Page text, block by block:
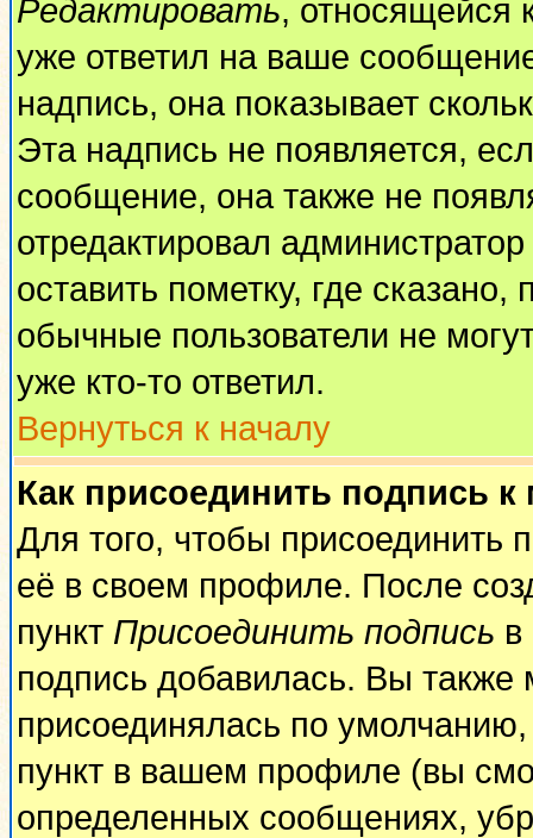
Редактировать, относящейся
уже ответил на ваше
надпись, она показывает
Эта надпись не появляется,
сообщение, она также не
отредактировал
оставить пометку, где
обычные пользователи не
уже кто-то ответил.
Вернуться к началу
Как присоединить подпись
Для того, чтобы присоединить
её в своем профиле. После
пункт Присоединить подпись
подпись добавилась. Вы также
присоединялась по
пункт в вашем профиле (вы
определенных сообщениях,